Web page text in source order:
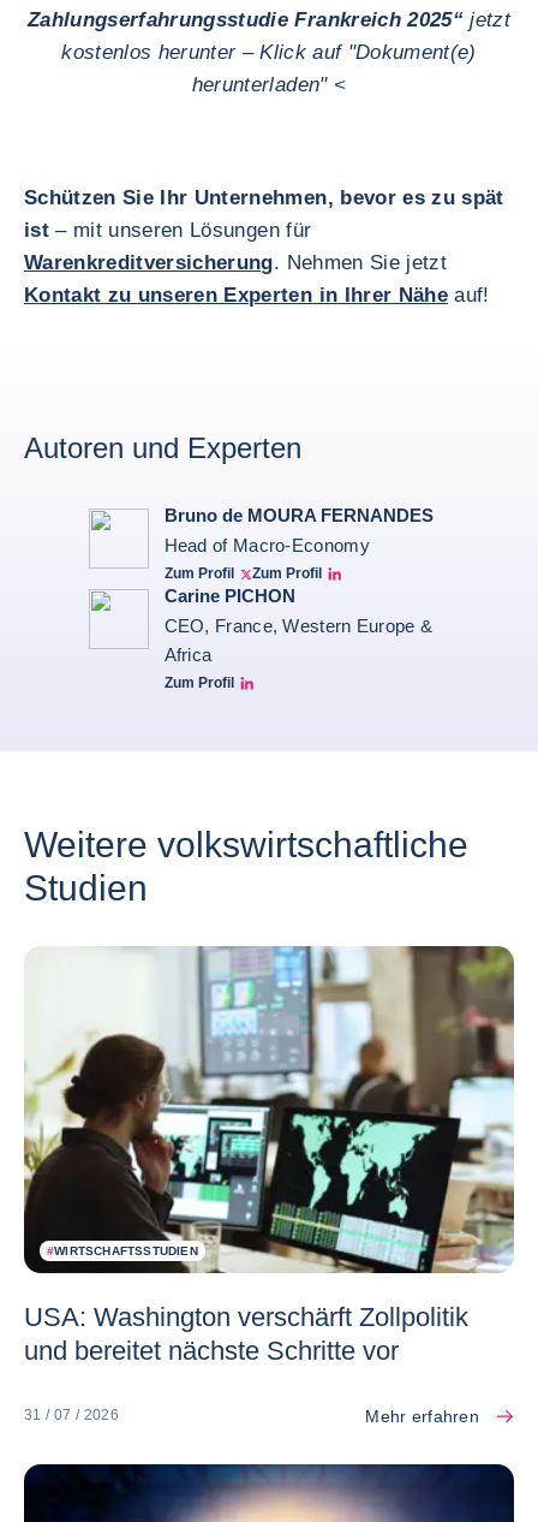
Zahlungserfahrungsstudie Frankreich 2025“jetzt
kostenlos herunter – Klick auf "Dokument(e)
herunterladen" <
Schützen Sie Ihr Unternehmen, bevor es zu spät
ist – mit unseren Lösungen für
Warenkreditversicherung. Nehmen Sie jetzt
Kontakt zu unseren Experten in Ihrer Näheauf!
Autoren und Experten
Bruno de MOURA FERNANDES
Head of Macro-Economy
Zum Profil
Twitter Bruno Fernandes
Zum Profil
Bruno de Moura Fernandes linkedin
Carine PICHON
CEO, France, Western Europe &
Africa
Zum Profil
Carine Pichon Linkedin
Weitere volkswirtschaftliche
Studien
#WIRTSCHAFTSSTUDIEN
USA: Washington verschärft Zollpolitik
und bereitet nächste Schritte vor
31 / 07 / 2026 Mehr erfahren